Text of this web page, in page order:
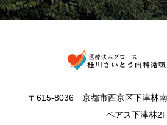
〒615-8036 京都市西京区下津林
ペアス下津林2F